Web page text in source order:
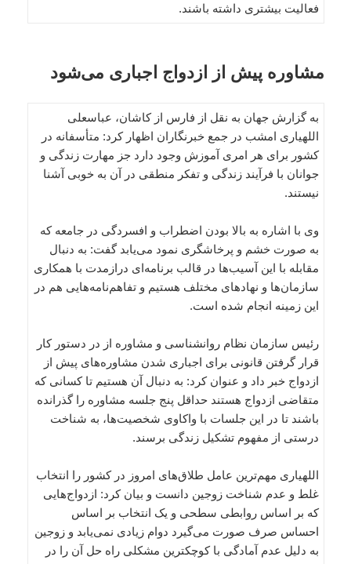
فعالیت بیشتری داشته باشند.
مشاوره پیش از ازدواج اجباری می‌شود
به گزارش جهان به نقل از فارس از کاشان، عباسعلی
اللهیاری امشب در جمع خبرنگاران اظهار کرد: متأسفانه در
کشور برای هر امری آموزش وجود دارد جز مهارت زندگی و
جوانان با فرآیند زندگی و تفکر منطقی در آن به خوبی آشنا
نیستند.
وی با اشاره به بالا بودن اضطراب و افسردگی در جامعه که
به صورت خشم و پرخاشگری نمود می‌یابد گفت: به دنبال
مقابله با این آسیب‌ها در قالب برنامه‌ای درازمدت با همکاری
سازمان‌‌ها و نهادهای مختلف هستیم و تفاهم‌نامه‌هایی هم در
این زمینه انجام شده است.
رئیس سازمان نظام روانشناسی و مشاوره از در دستور کار
قرار گرفتن قانونی برای اجباری شدن مشاوره‌های پیش از
ازدواج خبر داد و عنوان کرد: به دنبال آن هستیم تا کسانی که
متقاضی ازدواج هستند حداقل پنج جلسه مشاوره را گذرانده
باشند تا در این جلسات با واکاوی شخصیت‌ها، به شناخت
درستی از مفهوم تشکیل زندگی برسند.
اللهیاری مهم‌ترین عامل طلاق‌های امروز در کشور را انتخاب
غلط و عدم شناخت زوجین دانست و بیان کرد: ازدواج‌هایی
که بر اساس روابطی سطحی و یک انتخاب بر اساس
احساس صرف صورت می‌گیرد دوام زیادی نمی‌یابد و زوجین
به دلیل عدم آمادگی با کوچکترین مشکلی راه حل آن را در